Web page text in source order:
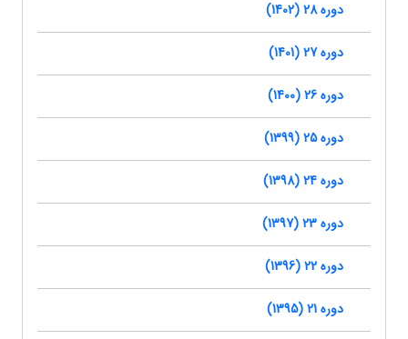
دوره 28 (1402)
دوره 27 (1401)
دوره 26 (1400)
دوره 25 (1399)
دوره 24 (1398)
دوره 23 (1397)
دوره 22 (1396)
دوره 21 (1395)